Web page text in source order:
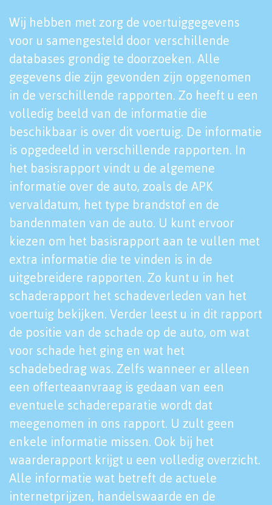
Wij hebben met zorg de voertuiggegevens
voor u samengesteld door verschillende
databases grondig te doorzoeken. Alle
gegevens die zijn gevonden zijn opgenomen
in de verschillende rapporten. Zo heeft u een
volledig beeld van de informatie die
beschikbaar is over dit voertuig. De informatie
is opgedeeld in verschillende rapporten. In
het basisrapport vindt u de algemene
informatie over de auto, zoals de APK
vervaldatum, het type brandstof en de
bandenmaten van de auto. U kunt ervoor
kiezen om het basisrapport aan te vullen met
extra informatie die te vinden is in de
uitgebreidere rapporten. Zo kunt u in het
schaderapport het schadeverleden van het
voertuig bekijken. Verder leest u in dit rapport
de positie van de schade op de auto, om wat
voor schade het ging en wat het
schadebedrag was. Zelfs wanneer er alleen
een offerteaanvraag is gedaan van een
eventuele schadereparatie wordt dat
meegenomen in ons rapport. U zult geen
enkele informatie missen. Ook bij het
waarderapport krijgt u een volledig overzicht.
Alle informatie wat betreft de actuele
internetprijzen, handelswaarde en de